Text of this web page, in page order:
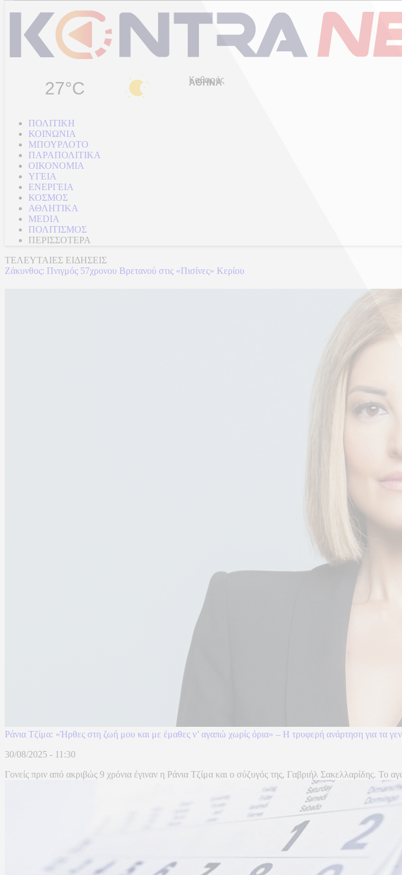
27°C Καθαρός
ΠΟΛΙΤΙΚΗ
ΚΟΙΝΩΝΙΑ
ΜΠΟΥΡΛΟΤΟ
ΠΑΡΑΠΟΛΙΤΙΚΑ
ΟΙΚΟΝΟΜΙΑ
ΥΓΕΙΑ
ΕΝΕΡΓΕΙΑ
ΚΟΣΜΟΣ
ΑΘΛΗΤΙΚΑ
MEDIA
ΠΟΛΙΤΙΣΜΟΣ
ΠΕΡΙΣΣΟΤΕΡΑ
ΤΕΛΕΥΤΑΙΕΣ ΕΙΔΗΣΕΙΣ
Ζάκυνθος: Πνιγμός 57χρονου Βρετανού στις «Πισίνες» Κερίου
Ράνια Τζίμα: «Ήρθες στη ζωή μου και με έμαθες ν’ αγαπώ χωρίς όρια» – Η τρυφερή ανάρτηση για τα
30/08/2025 - 11:30
Γονείς πριν από ακριβώς 9 χρόνια έγιναν η Ράνια Τζίμα και ο σύζυγός της, Γαβριήλ Σακελλαρίδης. Το